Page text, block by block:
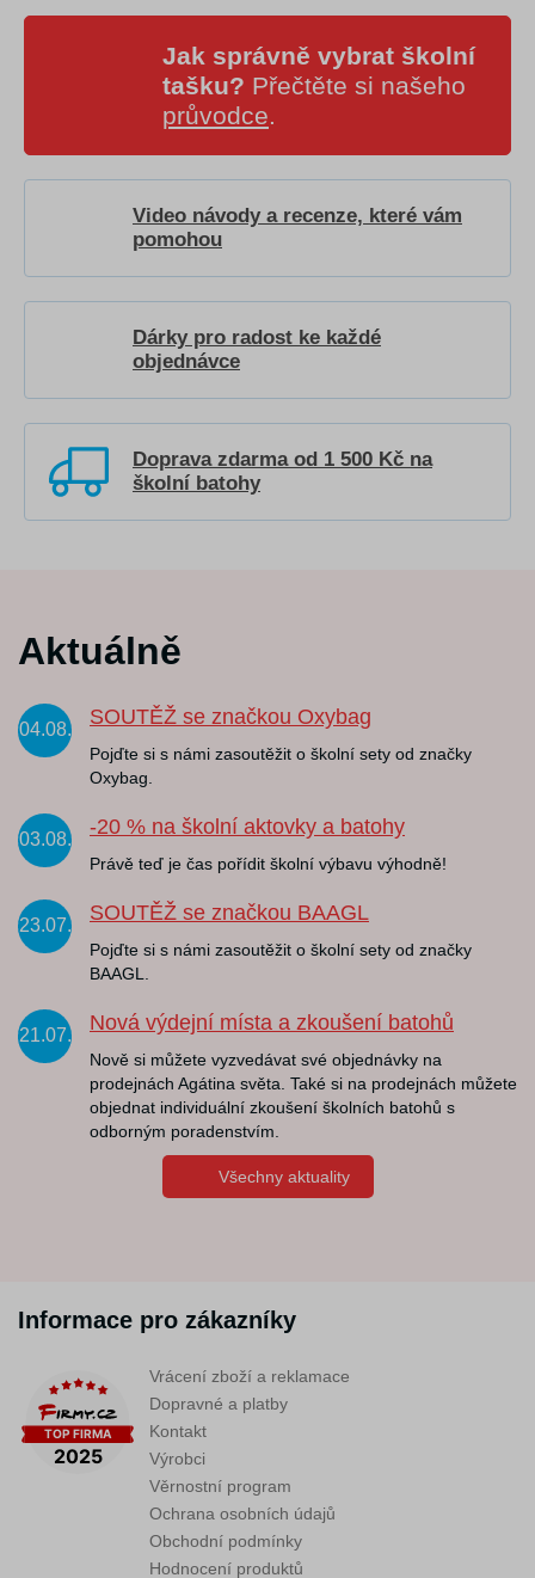
Jak správně vybrat školní
tašku? Přečtěte si našeho
průvodce.
Video návody a recenze, které vám
pomohou
Dárky pro radost ke každé
objednávce
Doprava zdarma od 1 500 Kč na
školní batohy
Aktuálně
04.08.
SOUTĚŽ se značkou Oxybag
Pojďte si s námi zasoutěžit o školní sety od značky
Oxybag.
03.08.
-20 % na školní aktovky a batohy
Právě teď je čas pořídit školní výbavu výhodně!
23.07.
SOUTĚŽ se značkou BAAGL
Pojďte si s námi zasoutěžit o školní sety od značky
BAAGL.
21.07.
Nová výdejní místa a zkoušení batohů
Nově si můžete vyzvedávat své objednávky na
prodejnách Agátina světa. Také si na prodejnách můžete
objednat individuální zkoušení školních batohů s
odborným poradenstvím.
Všechny aktuality
Informace pro zákazníky
Vrácení zboží a reklamace
Dopravné a platby
Kontakt
Výrobci
Věrnostní program
Ochrana osobních údajů
Obchodní podmínky
Hodnocení produktů